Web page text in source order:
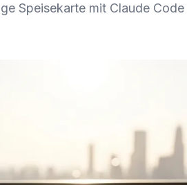
Speisekarte mit Claude